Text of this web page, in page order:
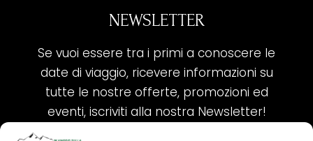
NEWSLETTER
Se vuoi essere tra i primi a conoscere le
date di viaggio, ricevere informazioni su
tutte le nostre offerte, promozioni ed
eventi, iscriviti alla nostra Newsletter!